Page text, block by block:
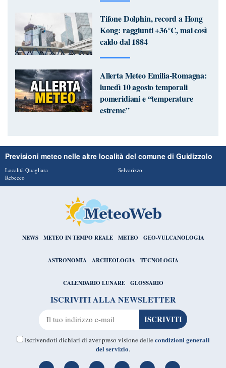
Tifone Dolphin, record a Hong
Kong: raggiunti +36°C, mai così
caldo dal 1884
Allerta Meteo Emilia-Romagna:
lunedì 10 agosto temporali
pomeridiani e “temperature
estreme”
Previsioni meteo nelle altre località del comune di Guidizzolo
Località Quagliara
Rebecco
Selvarizzo
NEWS METEO IN TEMPO REALE METEO GEO-VULCANOLOGIA
ASTRONOMIA ARCHEOLOGIA TECNOLOGIA
CALENDARIO LUNARE GLOSSARIO
ISCRIVITI ALLA NEWSLETTER
Iscrivendoti dichiari di aver preso visione dellecondizioni generali
del servizio.